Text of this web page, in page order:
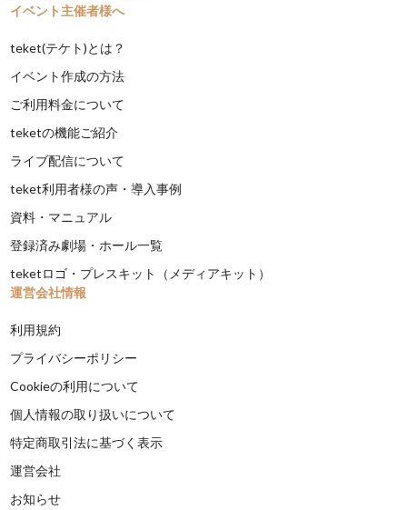
イベント主催者様へ
teket(テケト)とは？
イベント作成の方法
ご利用料金について
teketの機能ご紹介
ライブ配信について
teket利用者様の声・導入事例
資料・マニュアル
登録済み劇場・ホール一覧
teketロゴ・プレスキット（メディアキット）
運営会社情報
利用規約
プライバシーポリシー
Cookieの利用について
個人情報の取り扱いについて
特定商取引法に基づく表示
運営会社
お知らせ